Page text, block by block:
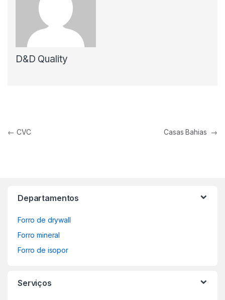
D&D Quality
← CVC Casas Bahias →
Departamentos
Forro de drywall
Forro mineral
Forro de isopor
Serviços